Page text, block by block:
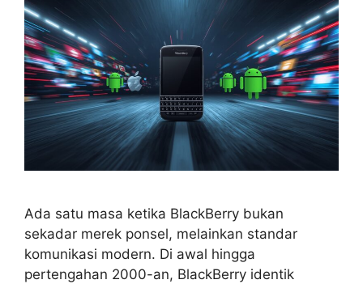
Ada satu masa ketika BlackBerry bukan
sekadar merek ponsel, melainkan standar
komunikasi modern. Di awal hingga
pertengahan 2000-an, BlackBerry identik